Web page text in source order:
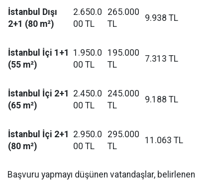
İstanbul Dışı
2+1 (80 m²)
2.650.0
00 TL
265.000
TL
9.938 TL
İstanbul İçi 1+1
(55 m²)
1.950.0
00 TL
195.000
TL
7.313 TL
İstanbul İçi 2+1
(65 m²)
2.450.0
00 TL
245.000
TL
9.188 TL
İstanbul İçi 2+1
(80 m²)
2.950.0
00 TL
295.000
TL
11.063 TL
Başvuru yapmayı düşünen vatandaşlar, belirlenen